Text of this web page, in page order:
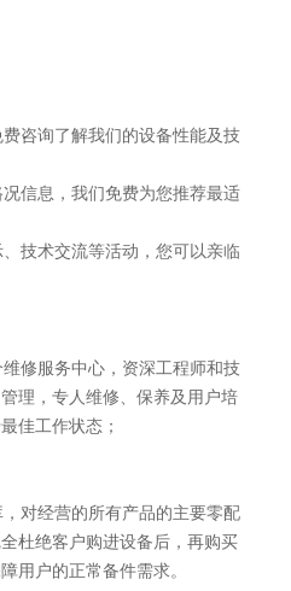
咨询了解我们的设备性能及技
信息，我们免费为您推荐最适
技术交流等活动，您可以亲临
修服务中心，资深工程师和技
理，专人维修、保养及用户培
佳工作状态；
对经营的所有产品的主要零配
杜绝客户购进设备后，再购买
用户的正常备件需求。